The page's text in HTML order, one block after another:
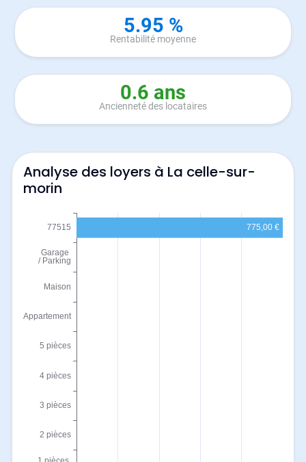
5.95 %
Rentabilité moyenne
0.6 ans
Ancienneté des locataires
Analyse des loyers à La celle-sur-
morin